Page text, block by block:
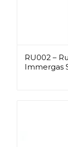
RU002 –
Immergas